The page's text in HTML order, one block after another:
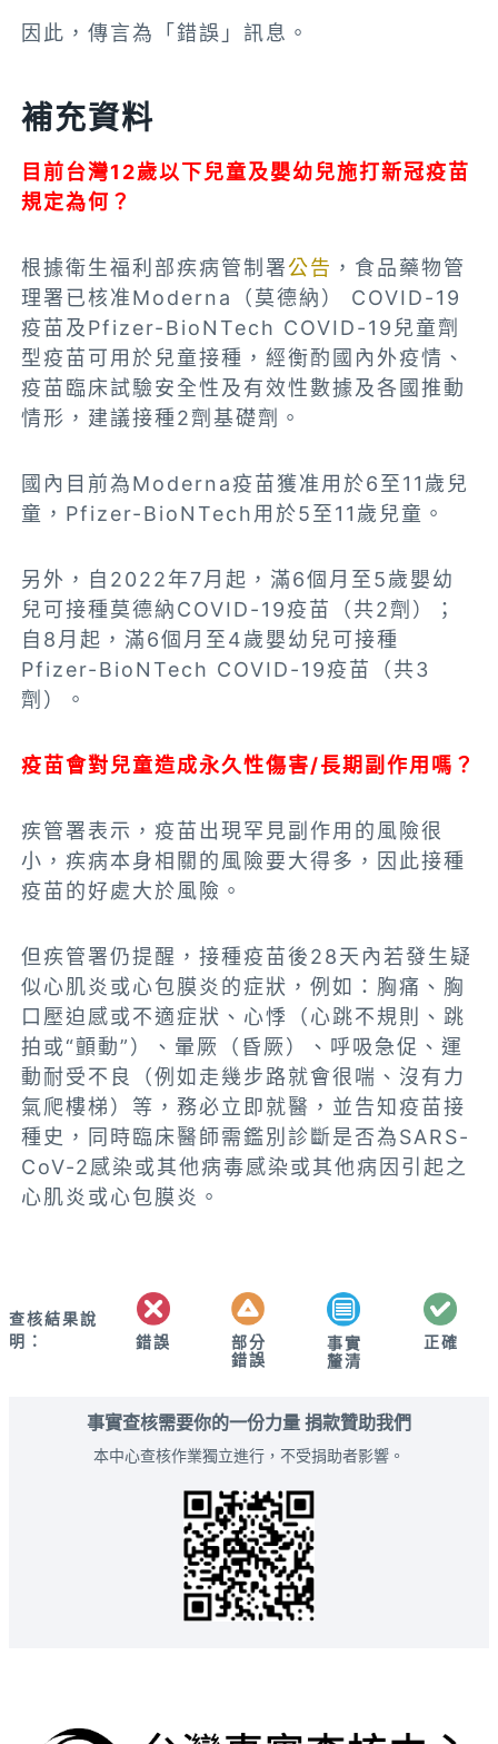
因此，傳言為「錯誤」訊息。
補充資料
目前台灣12歲以下兒童及嬰幼兒施打新冠疫苗
規定為何？
根據衛生福利部疾病管制署公告 ，食品藥物管
理署已核准Moderna（莫德納） COVID-19
疫苗及Pfizer-BioNTech COVID-19兒童劑
型疫苗可用於兒童接種，經衡酌國內外疫情、
疫苗臨床試驗安全性及有效性數據及各國推動
情形，建議接種2劑基礎劑。
國內目前為Moderna疫苗獲准用於6至11歲兒
童，Pfizer-BioNTech用於5至11歲兒童。
另外，自2022年7月起，滿6個月至5歲嬰幼
兒可接種莫德納COVID-19疫苗（共2劑）；
自8月起，滿6個月至4歲嬰幼兒可接種
Pfizer-BioNTech COVID-19疫苗（共3
劑）。
疫苗會對兒童造成永久性傷害/長期副作用嗎？
疾管署表示，疫苗出現罕見副作用的風險很
小，疾病本身相關的風險要大得多，因此接種
疫苗的好處大於風險。
但疾管署仍提醒，接種疫苗後28天內若發生疑
似心肌炎或心包膜炎的症狀，例如：胸痛、胸
口壓迫感或不適症狀、心悸（心跳不規則、跳
拍或“顫動”）、暈厥（昏厥）、呼吸急促、運
動耐受不良（例如走幾步路就會很喘、沒有力
氣爬樓梯）等，務必立即就醫，並告知疫苗接
種史，同時臨床醫師需鑑別診斷是否為SARS-
CoV-2感染或其他病毒感染或其他病因引起之
心肌炎或心包膜炎。
查核結果說
明：
錯誤
部分
錯誤
事實
釐清
正確
事實查核需要你的一份力量 捐款贊助我們
本中心查核作業獨立進行，不受捐助者影響。